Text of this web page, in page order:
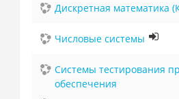
Дискретная математика
Числовые системы
Системы тестирования
обеспечения